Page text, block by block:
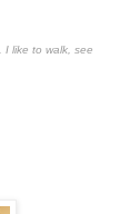
I like to walk, see